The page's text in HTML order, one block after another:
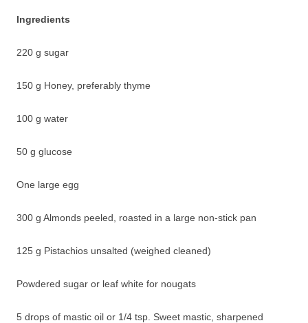
Ιngredients
220 g sugar
150 g Honey, preferably thyme
100 g water
50 g glucose
One large egg
300 g Almonds peeled, roasted in a large non-stick pan
125 g Pistachios unsalted (weighed cleaned)
Powdered sugar or leaf white for nougats
5 drops of mastic oil or 1/4 tsp. Sweet mastic, sharpened